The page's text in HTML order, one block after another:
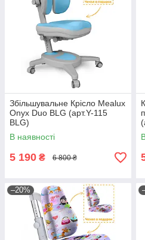
Збільшувальне Крісло Mealux
Onyx Duo BLG (арт.Y-115
BLG)
В наявності
5 190 ₴ 6 800 ₴
–20%